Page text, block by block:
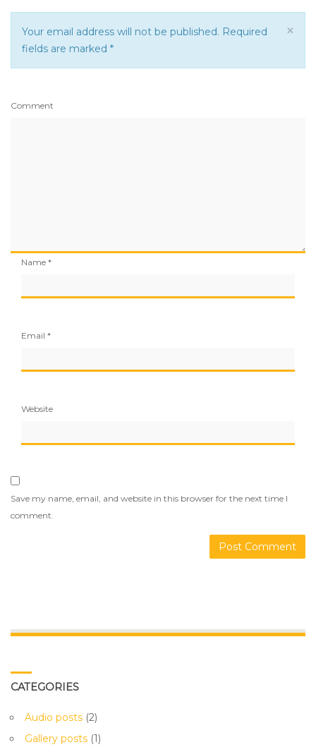
×
Your email address will not be published. Required
fields are marked *
Comment
Name *
Email *
Website
Save my name, email, and website in this browser for the next time I
comment.
CATEGORIES
Audio posts (2)
Gallery posts (1)